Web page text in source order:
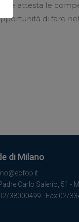
attesta le
di fare
di Milano
Carlo Salerio, 51 -
38000499 - Fax 02/